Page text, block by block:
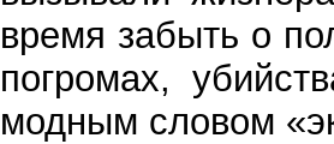
время забыть о
погромах,
модным словом